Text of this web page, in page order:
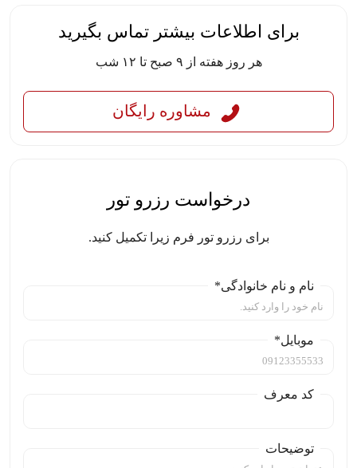
برای اطلاعات بیشتر تماس بگیرید
هر روز هفته از ۹ صبح تا ۱۲ شب
مشاوره رایگان
درخواست رزرو تور
برای رزرو تور فرم زیرا تکمیل کنید.
نام و نام خانوادگی*
موبایل*
کد معرف
توضیحات